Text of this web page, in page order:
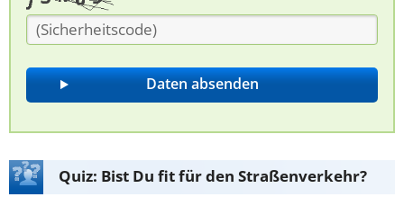
Quiz: Bist Du fit für den Straßenverkehr?